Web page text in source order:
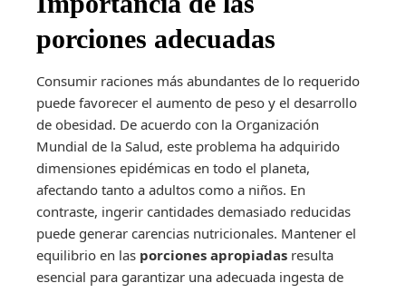
porciones adecuadas
Consumir raciones más abundantes de lo requerido
puede favorecer el aumento de peso y el desarrollo
de obesidad. De acuerdo con la Organización
Mundial de la Salud, este problema ha adquirido
dimensiones epidémicas en todo el planeta,
afectando tanto a adultos como a niños. En
contraste, ingerir cantidades demasiado reducidas
puede generar carencias nutricionales. Mantener el
equilibrio en las porciones apropiadas resulta
esencial para garantizar una adecuada ingesta de